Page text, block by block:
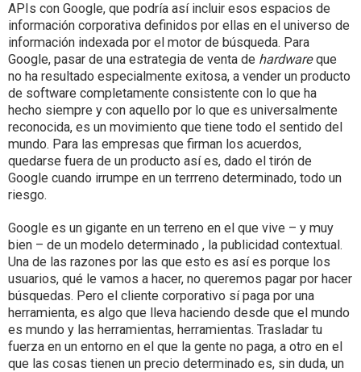
APIs con Google, que podría así incluir esos espacios de
información corporativa definidos por ellas en el universo de
información indexada por el motor de búsqueda. Para
Google, pasar de una estrategia de venta de hardwareque
no ha resultado especialmente exitosa, a vender un producto
de software completamente consistente con lo que ha
hecho siempre y con aquello por lo que es universalmente
reconocida, es un movimiento que tiene todo el sentido del
mundo. Para las empresas que firman los acuerdos,
quedarse fuera de un producto así es, dado el tirón de
Google cuando irrumpe en un terrreno determinado, todo un
riesgo.
Google es un gigante en un terreno en el que vive – y muy
bien – de un modelo determinado , la publicidad contextual.
Una de las razones por las que esto es así es porque los
usuarios, qué le vamos a hacer, no queremos pagar por hacer
búsquedas. Pero el cliente corporativo sí paga por una
herramienta, es algo que lleva haciendo desde que el mundo
es mundo y las herramientas, herramientas. Trasladar tu
fuerza en un entorno en el que la gente no paga, a otro en el
que las cosas tienen un precio determinado es, sin duda, un